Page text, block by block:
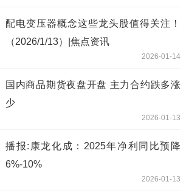
配电变压器概念这些龙头股值得关注！
（2026/1/13）|焦点资讯
2026-01-14
国内商品期货夜盘开盘 主力合约跌多涨
少
2026-01-13
播报:康龙化成：2025年净利同比预降
6%-10%
2026-01-13